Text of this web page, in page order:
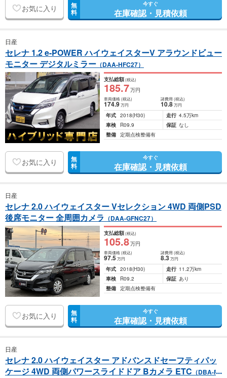
お気に入り 無
料
今すぐ
在庫確認・見積依頼
日産
セレナ 1.2 e-POWER ハイウェイスターV アラウンドビュー
モニター デジタルミラー （DAA-HFC27）
支払総額(税込)
185.7万円
車両価格(税込)
174.9万円
諸費用 (税込)
10.8 万円
年式 2018(H30) 走行 4.5万km
車検
R09.9 保証 なし
整備 定期点検整備有
お気に入り 無
料
今すぐ
在庫確認・見積依頼
日産
セレナ 2.0 ハイウェイスター Vセレクション 4WD 両側PSD
後席モニター 全周囲カメラ （DAA-GFNC27）
支払総額(税込)
105.8万円
車両価格(税込)
97.5万円
諸費用 (税込)
8.3 万円
年式 2018(H30) 走行 11.2万km
車検
R09.2 保証 あり
整備 定期点検整備有
お気に入り 無
料
今すぐ
在庫確認・見積依頼
日産
セレナ 2.0 ハイウェイスター アドバンスドセーフティパッ
ケージ 4WD 両側パワースライドドア Bカメラ ETC （DBA-FN